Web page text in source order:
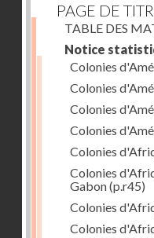
PAGE DE
TABLE DES
Notice
Colonies
Colonies
Colonies
Colonies
Colonies
Colonies
Gabon(p.r45)
Colonies
Colonies